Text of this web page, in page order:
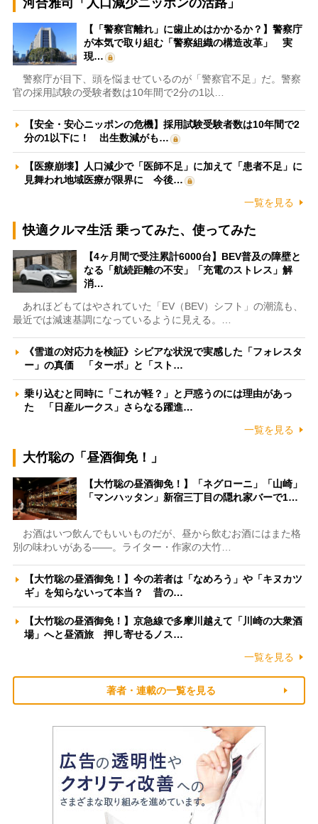
【「警察官離れ」に歯止めはかかるか？】警察庁
が本気で取り組む「警察組織の構造改革」 実
現…
警察庁が目下、頭を悩ませているのが「警察官不足」だ。警察
官の採用試験の受験者数は10年間で2分の1以…
【安全・安心ニッポンの危機】採用試験受験者数は10年間で2
分の1以下に！ 出生数減がも…
【医療崩壊】人口減少で「医師不足」に加えて「患者不足」に
見舞われ地域医療が限界に 今後…
一覧を見る
快適クルマ生活 乗ってみた、使ってみた
【4ヶ月間で受注累計6000台】BEV普及の障壁と
なる「航続距離の不安」「充電のストレス」解
消…
あれほどもてはやされていた「EV（BEV）シフト」の潮流も、
最近では減速基調になっているように見える。…
《雪道の対応力を検証》シビアな状況で実感した「フォレスタ
ー」の真価 「ターボ」と「スト…
乗り込むと同時に「これが軽？」と戸惑うのには理由があっ
た 「日産ルークス」さらなる躍進…
一覧を見る
大竹聡の「昼酒御免！」
【大竹聡の昼酒御免！】「ネグローニ」「山崎」
「マンハッタン」新宿三丁目の隠れ家バーで1…
お酒はいつ飲んでもいいものだが、昼から飲むお酒にはまた格
別の味わいがある――。ライター・作家の大竹…
【大竹聡の昼酒御免！】今の若者は「なめろう」や「キヌカツ
ギ」を知らないって本当？ 昔の…
【大竹聡の昼酒御免！】京急線で多摩川越えて「川崎の大衆酒
場」へと昼酒旅 押し寄せるノス…
一覧を見る
著者・連載の一覧を見る